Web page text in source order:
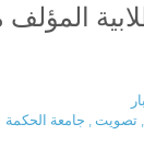
, تصويت, جامعة الحكمة